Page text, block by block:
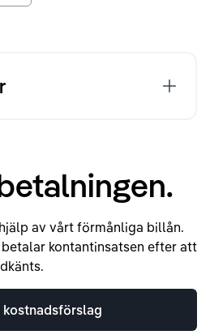
av vårt förmånliga billån.
kontantinsatsen efter att
kostnadsförslag